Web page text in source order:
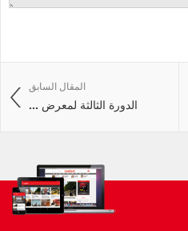
المقال السابق
الدورة الثالثة لمعرض ...